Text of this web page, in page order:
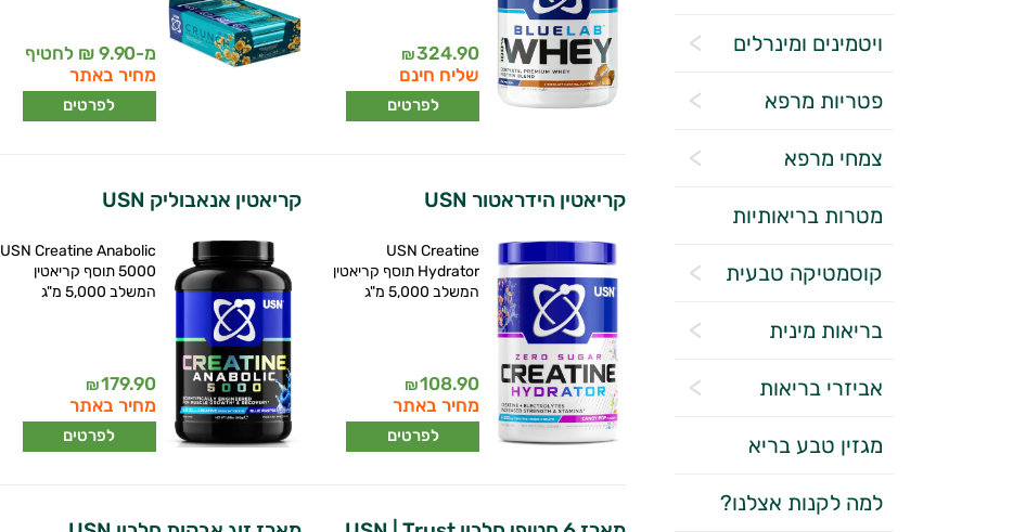
ויטמינים ומינרלים
פטריות מרפא
צמחי מרפא
מטרות בריאותיות
קוסמטיקה טבעית
בריאות מינית
אביזרי בריאות
מגזין טבע בריא
למה לקנות אצלנו?
324.90
₪
שליח חינם
לפרטים
מ-9.90 ₪ לחטיף
מחיר באתר
לפרטים
קריאטין הידראטור USN
USN Creatine
Hydrator תוסף קריאטין
המשלב 5,000 מ"ג
108.90
₪
מחיר באתר
לפרטים
קריאטין אנאבוליק USN
USN Creatine Anabolic
5000 תוסף קריאטין
המשלב 5,000 מ"ג
179.90
₪
מחיר באתר
לפרטים